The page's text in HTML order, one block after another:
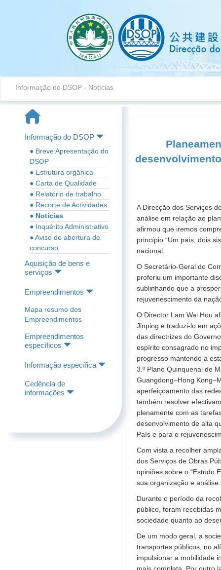
Informação do DSOP - Notícias
Informação do DSOP
● Breve Apresentação do
DSOP
● Estrutura orgânica
● Carta de Qualidade
● Relatório de trabalho
● Recorte de Actividades
● Notícias
● Inquérito Administrativo
● Aviso de abertura de
concurso
Aquisição de bens e
serviços
Empreendimentos
Mapa resumo dos
Empreendimentos
Empreendimentos
específicos
Informação específica
Cedência de
informações
A Direcção dos Serviços
análise em relação ao
afirmou que iremos
princípio “Um país, dois
nacional.
O Secretário-Geral do
proferiu um importante
sublinhando que a
rejuvenescimento da
O Director Lam Wai Hou
Jinping e traduzi-lo em
das directrizes do
espírito consagrado no
progresso mantendo a
3.º Plano Quinquenal de
Guangdong–Hong
aperfeiçoamento das
também resolver
plenamente com as
desenvolvimento de alta
País e para o
Com vista a recolher
dos Serviços de Obras
opiniões sobre o “Estudo
sua organização e análise.
Durante o período da
público, foram recebidas
sociedade quanto ao
De um modo geral, a
transportes públicos, no
impulsionar a mobilidade